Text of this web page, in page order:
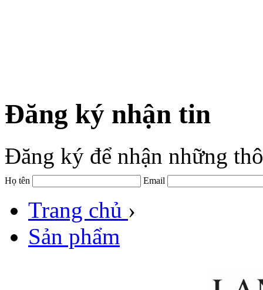
Đăng ký nhận tin
Đăng ký để nhận những
Họ tên Email
Trang chủ ›
Sản phẩm